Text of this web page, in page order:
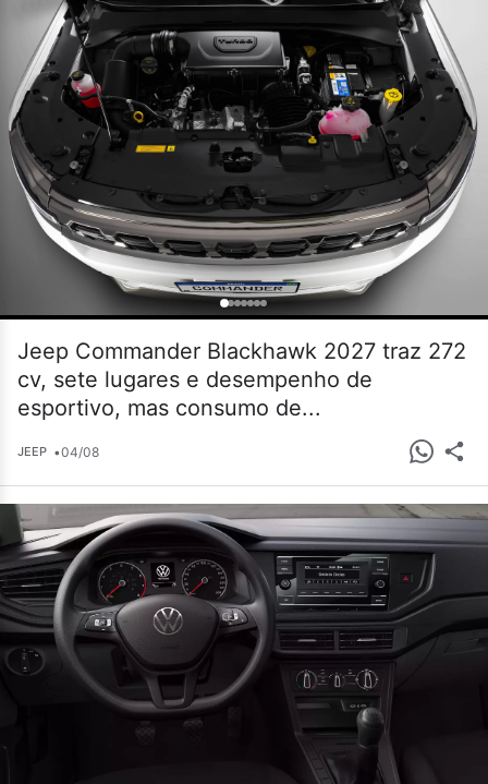
Jeep Commander Blackhawk 2027 traz 272
cv, sete lugares e desempenho de
esportivo, mas consumo de...
JEEP •04/08